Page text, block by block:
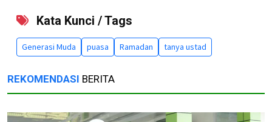
Kata Kunci / Tags
Generasi Muda puasa Ramadan tanya ustad
REKOMENDASI BERITA